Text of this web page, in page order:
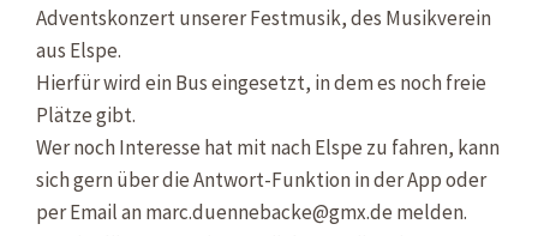
Adventskonzert unserer Festmusik, des Musikverein
aus Elspe.
Hierfür wird ein Bus eingesetzt, in dem es noch freie
Plätze gibt.
Wer noch Interesse hat mit nach Elspe zu fahren, kann
sich gern über die Antwort-Funktion in der App oder
per Email an marc.duennebacke@gmx.de melden.